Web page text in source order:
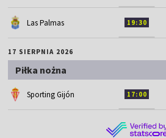
Las Palmas 19:30
17 SIERPNIA 2026
Piłka nożna
Sporting Gijón 17:00